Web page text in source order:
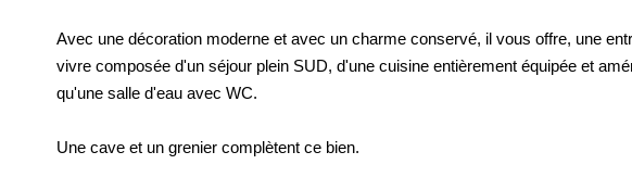
Avec une décoration moderne et avec un charme conservé, il vous offre, une
vivre composée d'un séjour plein SUD, d'une cuisine entièrement équipée et
qu'une salle d'eau avec WC.
Une cave et un grenier complètent ce bien.